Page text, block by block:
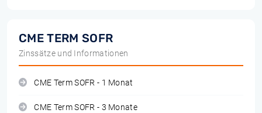
CME TERM SOFR
Zinssätze und Informationen
CME Term SOFR - 1 Monat
CME Term SOFR - 3 Monate